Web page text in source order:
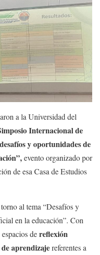
a la Universidad del
Internacional de
y oportunidades de
evento organizado por
de esa Casa de Estudios
al tema “Desafíos y
en la educación”. Con
dereflexión
aprendizajereferentes a